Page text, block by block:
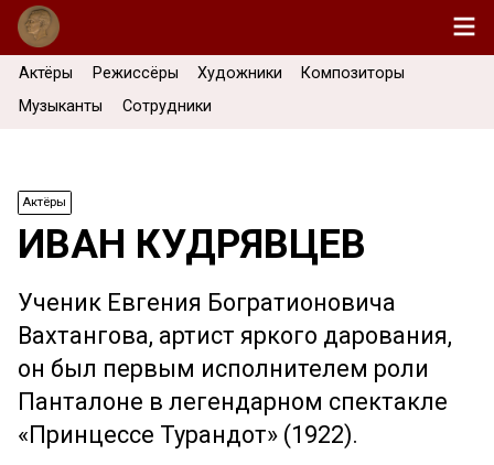
Актёры Режиссёры Художники
Композиторы
Музыканты
Сотрудники
Актёры
ИВАН КУДРЯВЦЕВ
Ученик Евгения Богратионовича
Вахтангова, артист яркого дарования,
он был первым исполнителем роли
Панталоне в легендарном спектакле
«Принцессе Турандот» (1922).